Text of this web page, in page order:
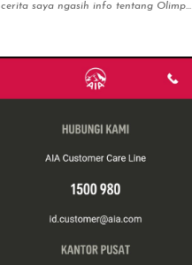
cerita saya ngasih info tentang Olimp...